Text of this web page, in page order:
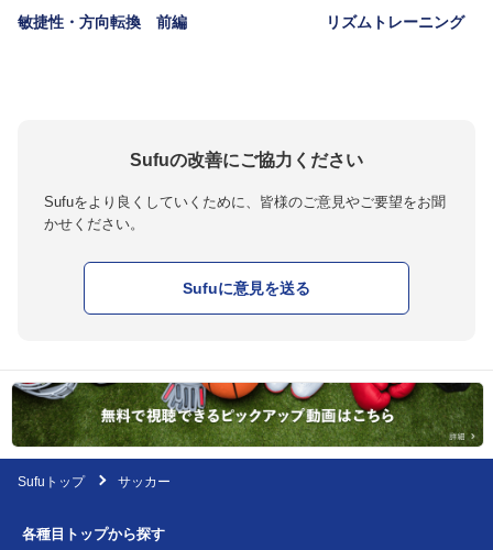
敏捷性・方向転換 前編 リズムトレーニング
Sufuの改善にご協力ください
Sufuをより良くしていくために、皆様のご意見やご要望をお聞
かせください。
Sufuに意見を送る
Sufuトップ サッカー
各種目トップから探す